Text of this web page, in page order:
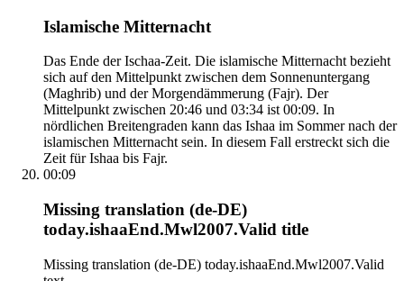
Islamische Mitternacht
Das Ende der Ischaa-Zeit. Die islamische Mitternacht bezieht
sich auf den Mittelpunkt zwischen dem Sonnenuntergang
(Maghrib) und der Morgendämmerung (Fajr). Der
Mittelpunkt zwischen 20:46 und 03:34 ist 00:09. In
nördlichen Breitengraden kann das Ishaa im Sommer nach der
islamischen Mitternacht sein. In diesem Fall erstreckt sich die
Zeit für Ishaa bis Fajr.
00:09
Missing translation (de-DE)
today.ishaaEnd.Mwl2007.Valid title
Missing translation (de-DE) today.ishaaEnd.Mwl2007.Valid